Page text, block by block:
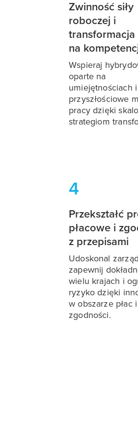
Zwinność siły
roboczej i
na
Wspieraj
oparte na
umiejętnościach i
przyszłościowe
pracy dzięki
strategiom
4
Przekształć
płacowe i
z przepisami
Udoskonal
zapewnij
wielu krajach i
ryzyko dzięki
w obszarze płac i
zgodności.